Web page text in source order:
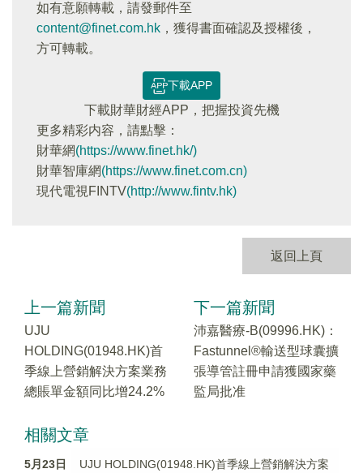
如有意願轉載，請發郵件至
content@finet.com.hk ，獲得書面確認及授權後，
方可轉載。
下載APP
下載財華財經APP，把握投資先機
更多精彩内容，請點擊：
財華網(https://www.finet.hk/)
財華智庫網(https://www.finet.com.cn)
現代電視FINTV(http://www.fintv.hk)
返回上頁
上一篇新聞
UJU
HOLDING(01948.HK)首
季線上營銷解決方案業務
總賬單金額同比增24.2%
下一篇新聞
沛嘉醫療-B(09996.HK)：
Fastunnel®輸送型球囊擴
張導管註冊申請獲國家藥
監局批准
相關文章
5月23日
UJU HOLDING(01948.HK)首季線上營銷解決方案